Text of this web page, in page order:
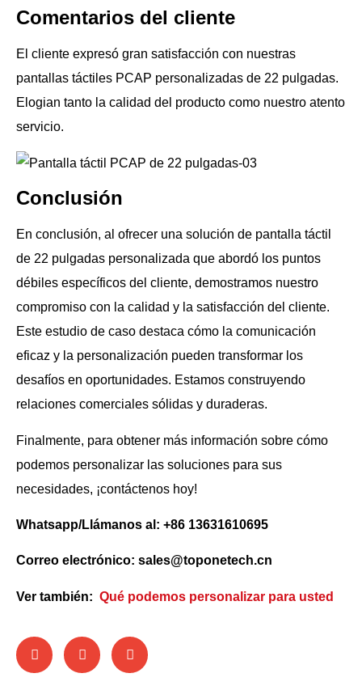
Comentarios del cliente
El cliente expresó gran satisfacción con nuestras
pantallas táctiles PCAP personalizadas de 22 pulgadas.
Elogian tanto la calidad del producto como nuestro atento
servicio.
Conclusión
En conclusión, al ofrecer una solución de pantalla táctil
de 22 pulgadas personalizada que abordó los puntos
débiles específicos del cliente, demostramos nuestro
compromiso con la calidad y la satisfacción del cliente.
Este estudio de caso destaca cómo la comunicación
eficaz y la personalización pueden transformar los
desafíos en oportunidades. Estamos construyendo
relaciones comerciales sólidas y duraderas.
Finalmente, para obtener más información sobre cómo
podemos personalizar las soluciones para sus
necesidades, ¡contáctenos hoy!
Whatsapp/Llámanos al: +86 13631610695
Correo electrónico: sales@toponetech.cn
Ver también: Qué podemos personalizar para usted